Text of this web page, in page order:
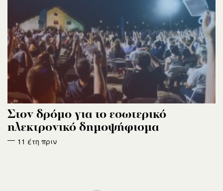
Στον δρόμο για το εσωτερικό
ηλεκτρονικό δημοψήφισμα
11 έτη πριν